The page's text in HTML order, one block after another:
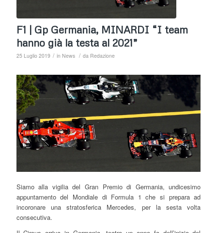
F1 | Gp Germania, MINARDI “I team
hanno già la testa al 2021”
25 Luglio 2019 / in News / da Redazione
Siamo alla vigilia del Gran Premio di Germania, undicesimo
appuntamento del Mondiale di Formula 1 che si prepara ad
incoronare una stratosferica Mercedes, per la sesta volta
consecutiva.